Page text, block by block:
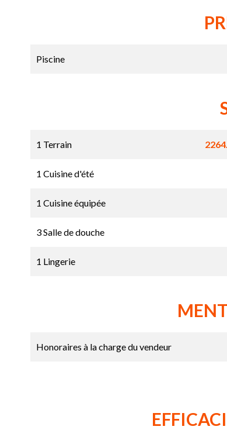
Piscine
1 Terrain
1 Cuisine d'été
1 Cuisine équipée
3 Salle de douche
1 Lingerie
Honoraires à la charge du vendeur